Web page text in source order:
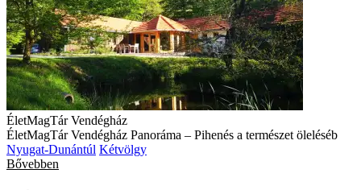
ÉletMagTár Vendégház
ÉletMagTár Vendégház Panoráma – Pihenés a természet öleléséb
Nyugat-Dunántúl Kétvölgy
Bővebben